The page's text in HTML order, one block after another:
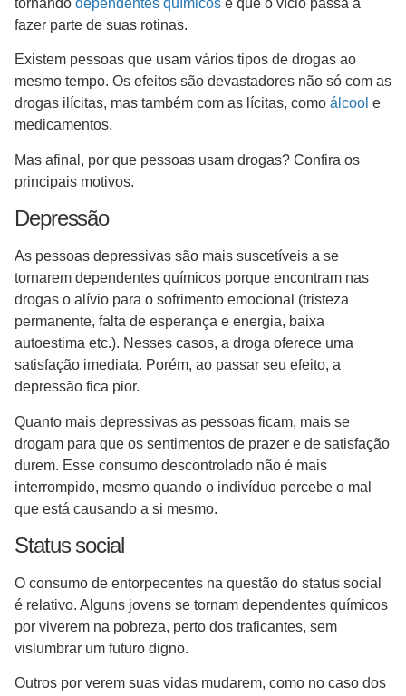
tornando dependentes químicos e que o vício passa a
fazer parte de suas rotinas.
Existem pessoas que usam vários tipos de drogas ao
mesmo tempo. Os efeitos são devastadores não só com as
drogas ilícitas, mas também com as lícitas, como álcool e
medicamentos.
Mas afinal, por que pessoas usam drogas? Confira os
principais motivos.
Depressão
As pessoas depressivas são mais suscetíveis a se
tornarem dependentes químicos porque encontram nas
drogas o alívio para o sofrimento emocional (tristeza
permanente, falta de esperança e energia, baixa
autoestima etc.). Nesses casos, a droga oferece uma
satisfação imediata. Porém, ao passar seu efeito, a
depressão fica pior.
Quanto mais depressivas as pessoas ficam, mais se
drogam para que os sentimentos de prazer e de satisfação
durem. Esse consumo descontrolado não é mais
interrompido, mesmo quando o indivíduo percebe o mal
que está causando a si mesmo.
Status social
O consumo de entorpecentes na questão do status social
é relativo. Alguns jovens se tornam dependentes químicos
por viverem na pobreza, perto dos traficantes, sem
vislumbrar um futuro digno.
Outros por verem suas vidas mudarem, como no caso dos